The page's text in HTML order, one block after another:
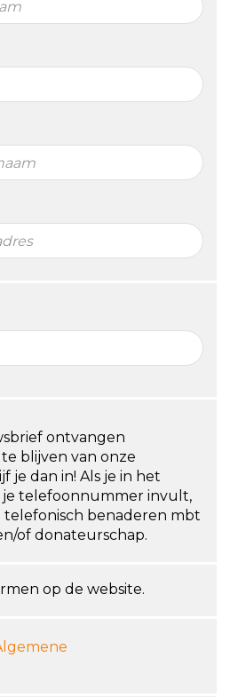
ontvangen
blijven van onze
je dan in! Als je in het
telefoonnummer invult,
telefonisch benaderen mbt
of donateurschap.
op de website.